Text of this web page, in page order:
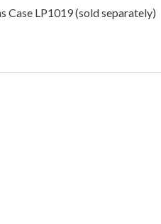
Case LP1019 (sold separately)